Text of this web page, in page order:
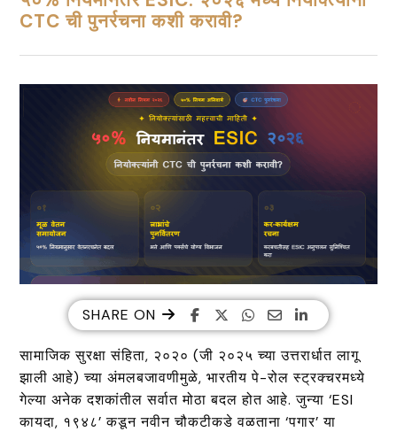
CTC ची पुनर्रचना कशी करावी?
SHARE ON
सामाजिक सुरक्षा संहिता, २०२० (जी २०२५ च्या उत्तरार्धात लागू
झाली आहे) च्या अंमलबजावणीमुळे, भारतीय पे-रोल स्ट्रक्चरमध्ये
गेल्या अनेक दशकांतील सर्वात मोठा बदल होत आहे. जुन्या ‘ESI
कायदा, १९४८’ कडून नवीन चौकटीकडे वळताना ‘पगार’ या